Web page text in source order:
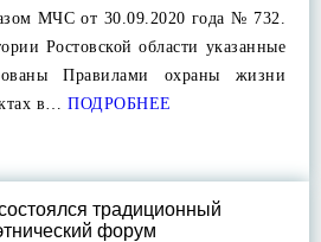
МЧС от 30.09.2020 года № 732.
Ростовской области указанные
Правилами охраны жизни
в… ПОДРОБНЕЕ
традиционный
форум